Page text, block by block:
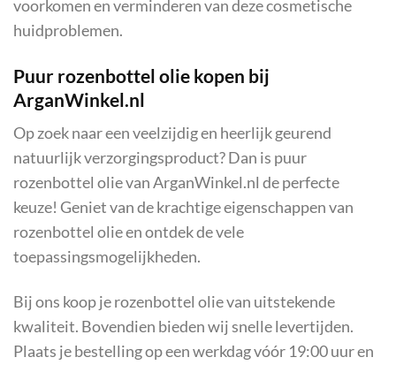
voorkomen en verminderen van deze cosmetische
huidproblemen.
Puur rozenbottel olie kopen bij
ArganWinkel.nl
Op zoek naar een veelzijdig en heerlijk geurend
natuurlijk verzorgingsproduct? Dan is puur
rozenbottel olie van ArganWinkel.nl de perfecte
keuze! Geniet van de krachtige eigenschappen van
rozenbottel olie en ontdek de vele
toepassingsmogelijkheden.
Bij ons koop je rozenbottel olie van uitstekende
kwaliteit. Bovendien bieden wij snelle levertijden.
Plaats je bestelling op een werkdag vóór 19:00 uur en